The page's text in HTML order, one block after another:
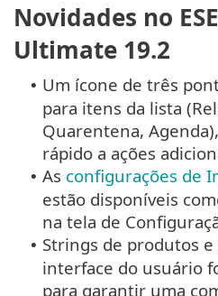
Novidades no
Ultimate 19.2
• Um ícone de três
para itens da lista
Quarentena,
rápido a ações
• As configurações de
estão disponíveis
na tela de
• Strings de produtos
interface do usuário
para garantir uma